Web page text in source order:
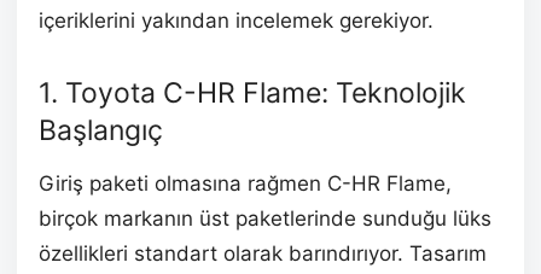
içeriklerini yakından incelemek gerekiyor.
1. Toyota C-HR Flame: Teknolojik
Başlangıç
Giriş paketi olmasına rağmen C-HR Flame,
birçok markanın üst paketlerinde sunduğu lüks
özellikleri standart olarak barındırıyor. Tasarım